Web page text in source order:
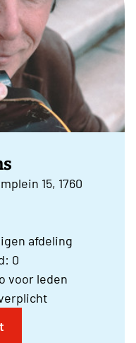
15, 1760
afdeling
0
voor leden